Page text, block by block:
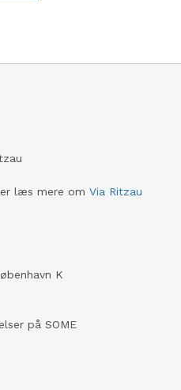
læs mere om Via Ritzau
K
på SOME